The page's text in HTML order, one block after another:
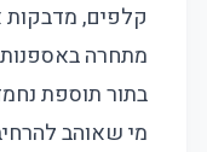
קלפים, מדבקות
מתחרה
בתור תוספת
מי שאוהב